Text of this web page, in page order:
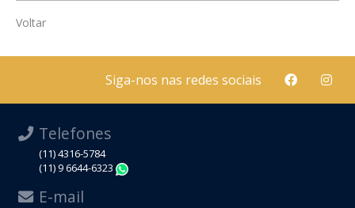
Voltar
Siga-nos nas redes sociais
Telefones
(11) 4316-5784
(11) 9 6644-6323
E-mail